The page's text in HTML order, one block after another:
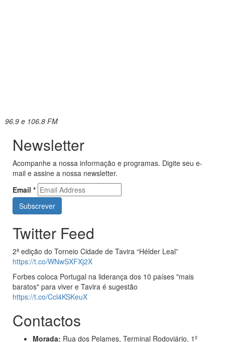
96.9 e 106.8 FM
Newsletter
Acompanhe a nossa informação e programas. Digite seu e-
mail e assine a nossa newsletter.
Email *
Twitter Feed
2ª edição do Torneio Cidade de Tavira “Hélder Leal”
https://t.co/WNwSXFXj2X
Forbes coloca Portugal na liderança dos 10 países "mais
baratos" para viver e Tavira é sugestão
https://t.co/Ccl4KSKeuX
Contactos
Morada: Rua dos Pelames, Terminal Rodoviário, 1º